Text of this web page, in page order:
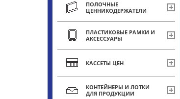
ПОЛОЧНЫЕ
ЦЕННИКОДЕРЖАТЕЛИ
ПЛАСТИКОВЫЕ РАМКИ И
АКСЕССУАРЫ
КАССЕТЫ ЦЕН
КОНТЕЙНЕРЫ И ЛОТКИ
ДЛЯ ПРОДУКЦИИ